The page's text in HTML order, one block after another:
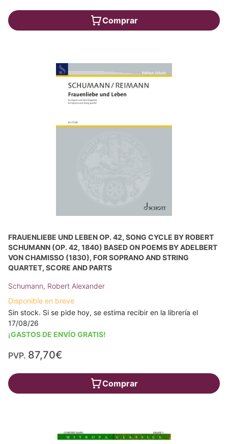
Comprar
FRAUENLIEBE UND LEBEN OP. 42, SONG CYCLE BY ROBERT
SCHUMANN (OP. 42, 1840) BASED ON POEMS BY ADELBERT
VON CHAMISSO (1830), FOR SOPRANO AND STRING
QUARTET, SCORE AND PARTS
Schumann, Robert Alexander
Disponible en breve
Sin stock. Si se pide hoy, se estima recibir en la librería el
17/08/26
¡GASTOS DE ENVÍO GRATIS!
PVP. 87,70€
Comprar